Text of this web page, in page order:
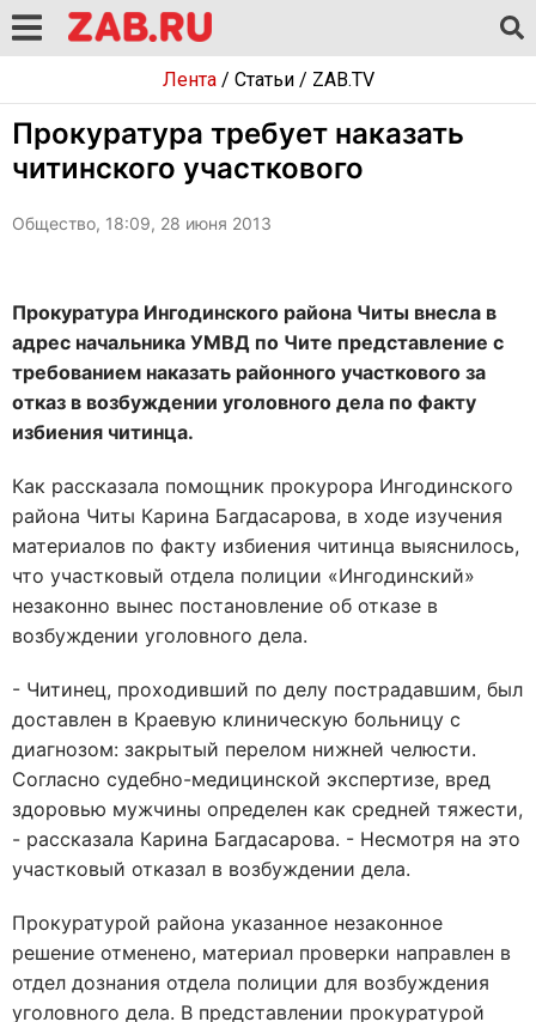
Лента/ Статьи/ ZAB.TV
Прокуратура требует наказать
читинского участкового
Общество, 18:09, 28 июня 2013
Прокуратура Ингодинского района Читы внесла в
адрес начальника УМВД по Чите представление с
требованием наказать районного участкового за
отказ в возбуждении уголовного дела по факту
избиения читинца.
Как рассказала помощник прокурора Ингодинского
района Читы Карина Багдасарова, в ходе изучения
материалов по факту избиения читинца выяснилось,
что участковый отдела полиции «Ингодинский»
незаконно вынес постановление об отказе в
возбуждении уголовного дела.
- Читинец, проходивший по делу пострадавшим, был
доставлен в Краевую клиническую больницу с
диагнозом: закрытый перелом нижней челюсти.
Согласно судебно-медицинской экспертизе, вред
здоровью мужчины определен как средней тяжести,
- рассказала Карина Багдасарова. - Несмотря на это
участковый отказал в возбуждении дела.
Прокуратурой района указанное незаконное
решение отменено, материал проверки направлен в
отдел дознания отдела полиции для возбуждения
уголовного дела. В представлении прокуратурой